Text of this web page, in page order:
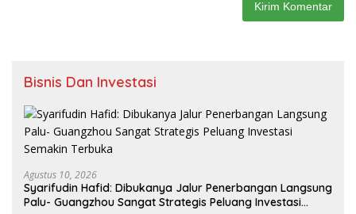
Bisnis Dan Investasi
Agustus 10, 2026
Syarifudin Hafid: Dibukanya Jalur Penerbangan Langsung
Palu- Guangzhou Sangat Strategis Peluang Investasi